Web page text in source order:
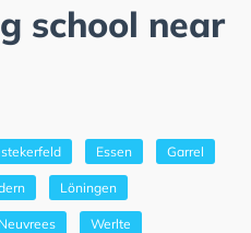
school near
Essen Garrel
Löningen
Neuvrees Werlte